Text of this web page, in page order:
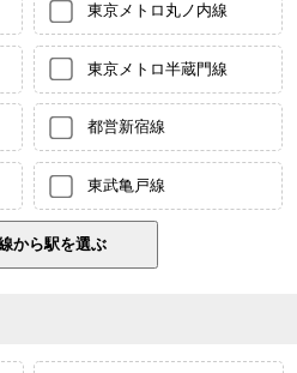
東京メトロ丸ノ内線
東京メトロ半蔵門線
都営新宿線
東武亀戸線